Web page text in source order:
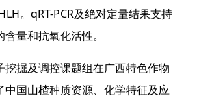
。qRT-PCR及绝对定量结果支持
量和抗氧化活性。
掘及调控课题组在广西特色作物
国山楂种质资源、化学特征及应